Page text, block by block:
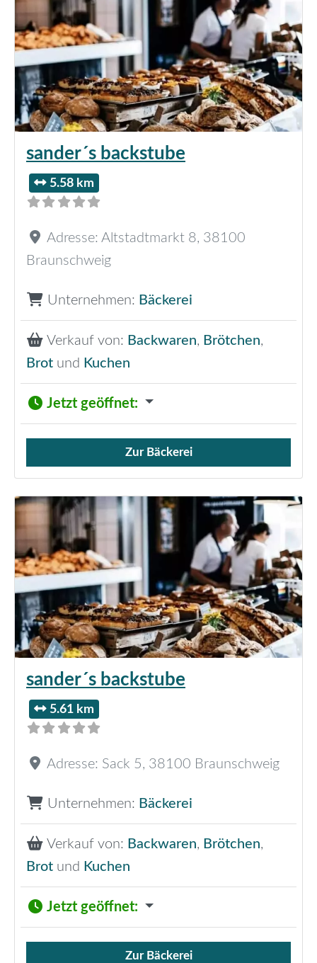
sander´s backstube
5.58 km
Adresse: Altstadtmarkt 8, 38100
Braunschweig
Unternehmen: Bäckerei
Verkauf von: Backwaren, Brötchen,
Brot und Kuchen
Jetzt geöffnet:
Verkauf von Brötchen,
Zur Bäckerei
sander´s backstube
5.61 km
Adresse: Sack 5, 38100 Braunschweig
Unternehmen: Bäckerei
Verkauf von: Backwaren, Brötchen,
Brot und Kuchen
Jetzt geöffnet:
Zur Bäckerei